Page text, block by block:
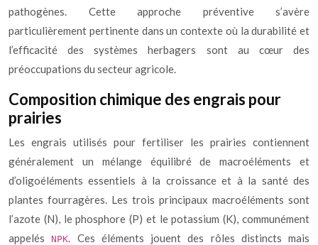
pathogènes. Cette approche préventive s’avère
particulièrement pertinente dans un contexte où la durabilité et
l’efficacité des systèmes herbagers sont au cœur des
préoccupations du secteur agricole.
Composition chimique des engrais pour
prairies
Les engrais utilisés pour fertiliser les prairies contiennent
généralement un mélange équilibré de macroéléments et
d’oligoéléments essentiels à la croissance et à la santé des
plantes fourragères. Les trois principaux macroéléments sont
l’azote (N), le phosphore (P) et le potassium (K), communément
appelésNPK . Ces éléments jouent des rôles distincts mais